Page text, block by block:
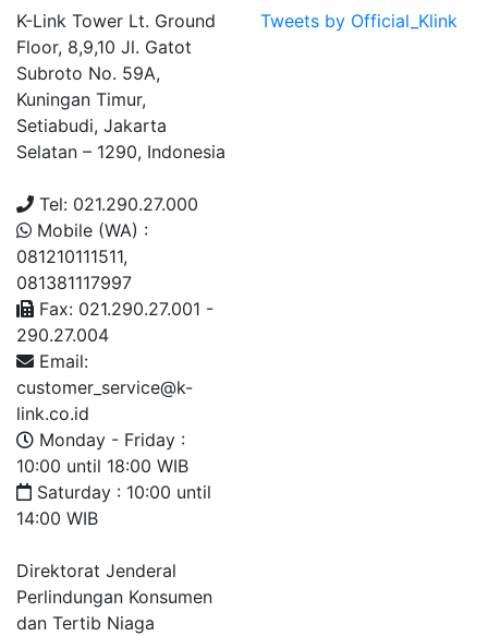
K-Link Tower Lt. Ground
Floor, 8,9,10 Jl. Gatot
Subroto No. 59A,
Kuningan Timur,
Setiabudi, Jakarta
Selatan – 1290, Indonesia
Tel: 021.290.27.000
Mobile (WA) :
081210111511,
081381117997
Fax: 021.290.27.001 -
290.27.004
Email:
customer_service@k-
link.co.id
Monday - Friday :
10:00 until 18:00 WIB
Saturday : 10:00 until
14:00 WIB
Direktorat Jenderal
Perlindungan Konsumen
dan Tertib Niaga
Tweets by Official_Klink